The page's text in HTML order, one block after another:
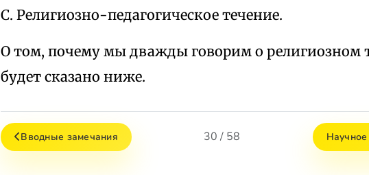
С. Религиозно-педагогическое течение.
О том, почему мы дважды говорим о религиозном
будет сказано ниже.
Вводные замечания 30 / 58